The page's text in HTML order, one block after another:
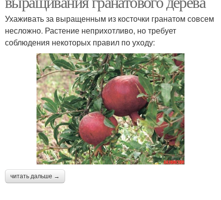
Ухаживать за выращенным из косточки гранатом совсем
несложно. Растение неприхотливо, но требует
соблюдения некоторых правил по уходу:
читать дальше →